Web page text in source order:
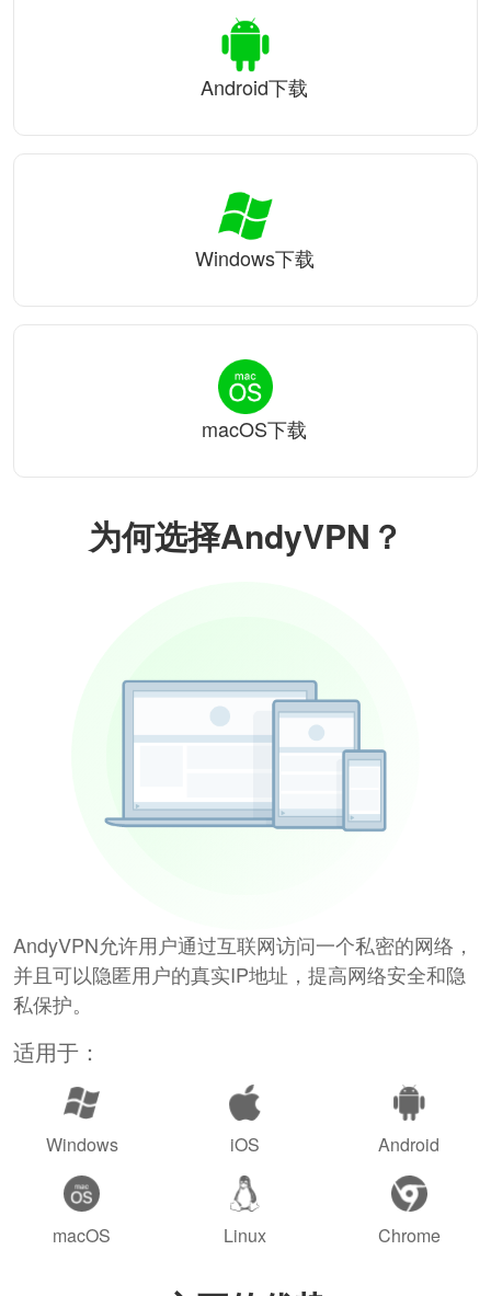
为何选择AndyVPN？
AndyVPN允许用户通过互联网访问一个私密的网络，
并且可以隐匿用户的真实IP地址，提高网络安全和隐
私保护。
适用于：
Windows iOS Android
macOS Linux Chrome
Android下载
Windows下载
macOS下载